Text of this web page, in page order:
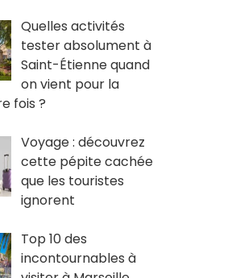
Quelles activités
tester absolument à
Saint-Étienne quand
on vient pour la
fois ?
Voyage : découvrez
cette pépite cachée
que les touristes
ignorent
Top 10 des
incontournables à